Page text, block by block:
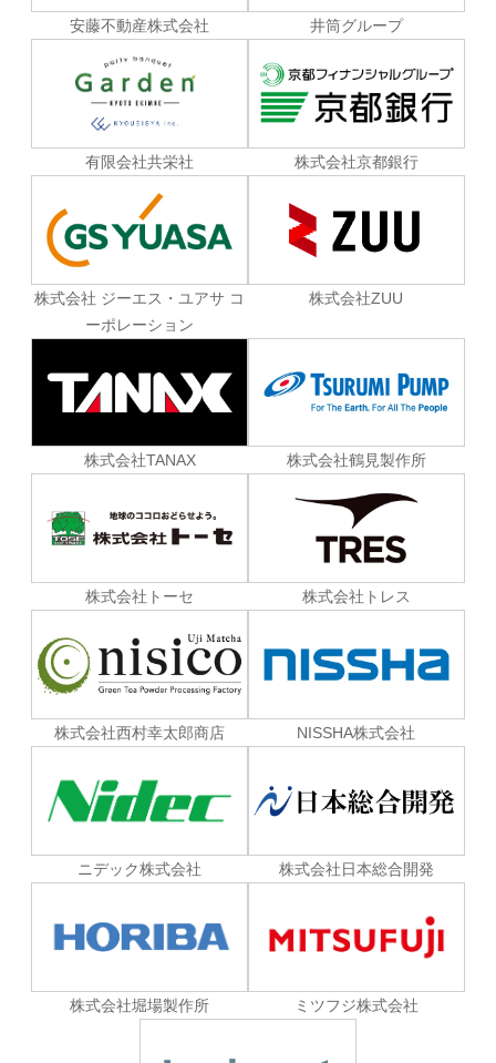
安藤不動産株式会社 井筒グループ
有限会社共栄社 株式会社京都銀行
株式会社 ジーエス・ユアサ コ
ーポレーション
株式会社ZUU
株式会社TANAX 株式会社鶴見製作所
株式会社トーセ 株式会社トレス
株式会社西村幸太郎商店 NISSHA株式会社
ニデック株式会社 株式会社日本総合開発
株式会社堀場製作所 ミツフジ株式会社